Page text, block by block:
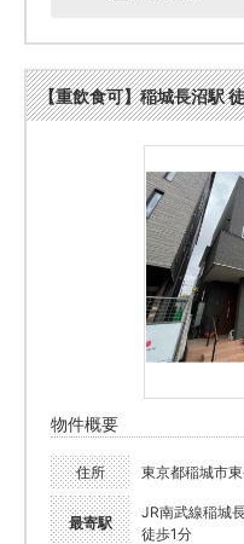
【重飲食可】稲城長沼駅
物件概要
住所 東京都稲城市
最寄駅
JR南武線稲城
徒歩1分